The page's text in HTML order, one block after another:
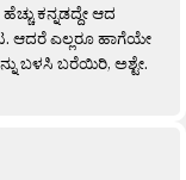
ಕನ್ನಡದ್ದೇ ಆದ
ಆದರೆ ಎಲ್ಲರೂ ಹಾಗೆಯೇ
ಬಳಸಿ ಬರೆಯಿರಿ, ಅಶ್ಟೇ.